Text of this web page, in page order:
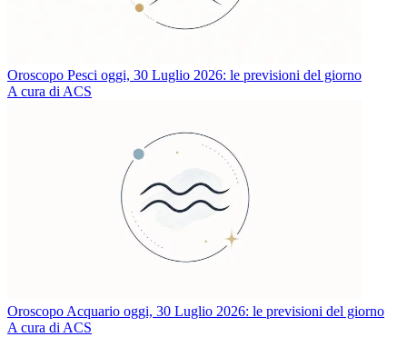
Oroscopo Pesci oggi, 30 Luglio 2026: le previsioni del giorno
A cura di ACS
Oroscopo Acquario oggi, 30 Luglio 2026: le previsioni del giorno
A cura di ACS